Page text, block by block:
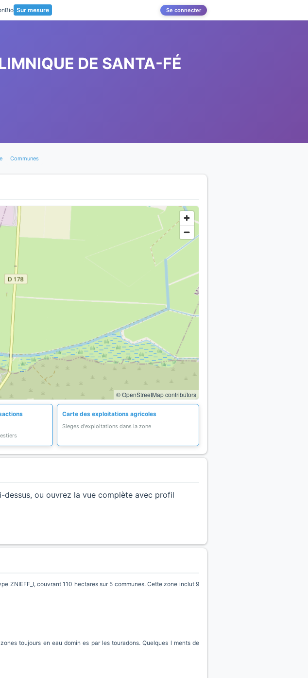
Bio Sur mesure Se connecter
DE SANTA-FÉ
Communes
© OpenStreetMap contributors
Carte des exploitations agricoles
Sieges d'exploitations dans la zone
ou ouvrez la vue complète avec profil
ZNIEFF_I, couvrant 110 hectares sur 5 communes. Cette zone inclut 9
toujours en eau domin es par les touradons. Quelques l ments de